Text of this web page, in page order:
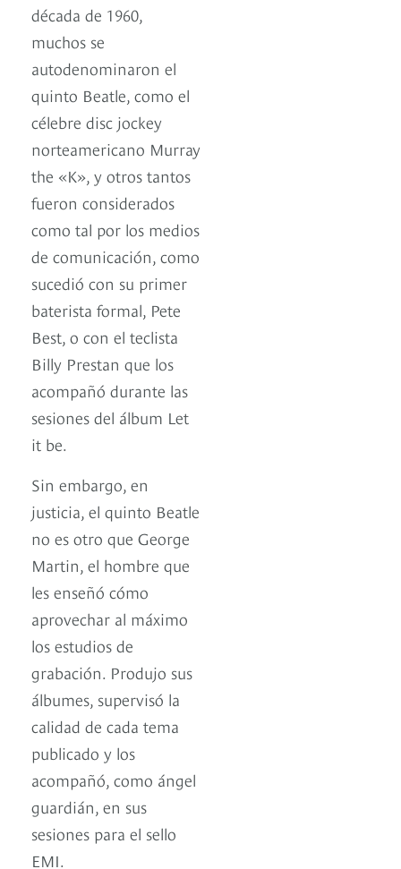
década de 1960,
muchos se
autodenominaron el
quinto Beatle, como el
célebre disc jockey
norteamericano Murray
the «K», y otros tantos
fueron considerados
como tal por los medios
de comunicación, como
sucedió con su primer
baterista formal, Pete
Best, o con el teclista
Billy Prestan que los
acompañó durante las
sesiones del álbum Let
it be.
Sin embargo, en
justicia, el quinto Beatle
no es otro que George
Martin, el hombre que
les enseñó cómo
aprovechar al máximo
los estudios de
grabación. Pro­dujo sus
álbumes, supervisó la
calidad de cada tema
publicado y los
acompañó, como ángel
guardián, en sus
sesiones para el sello
EMI.